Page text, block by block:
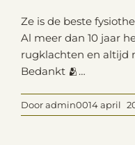
Ze is de beste
Al meer dan 10 jaar
rugklachten en altijd
Bedankt 🫂…
Dooradmin0014 april